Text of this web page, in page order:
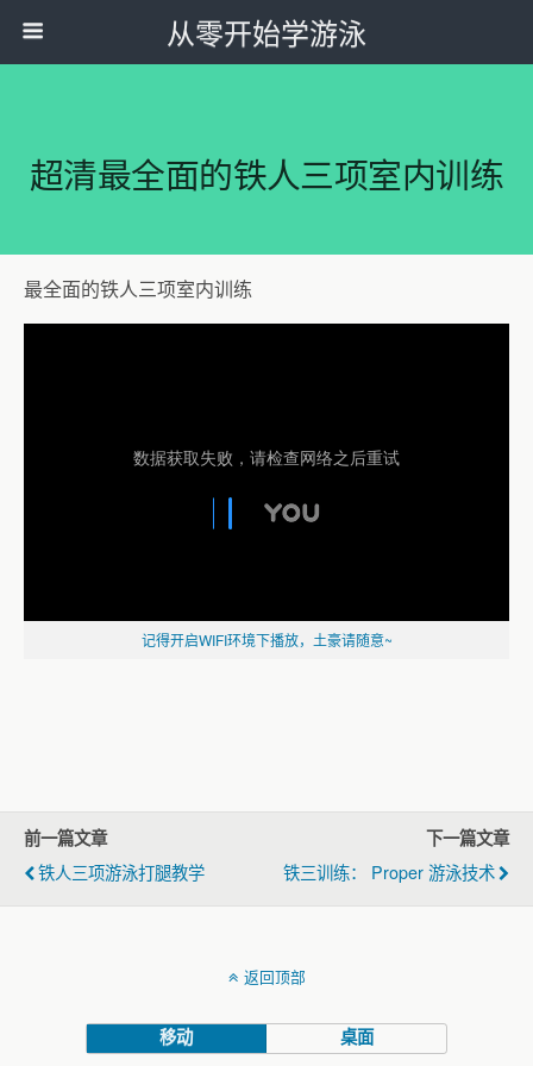
从零开始学游泳
超清最全面的铁人三项室内训练
最全面的铁人三项室内训练
记得开启WIFI环境下播放，土豪请随意~
前一篇文章
铁人三项游泳打腿教学
下一篇文章
铁三训练： Proper 游泳技术
返回顶部
移动 桌面